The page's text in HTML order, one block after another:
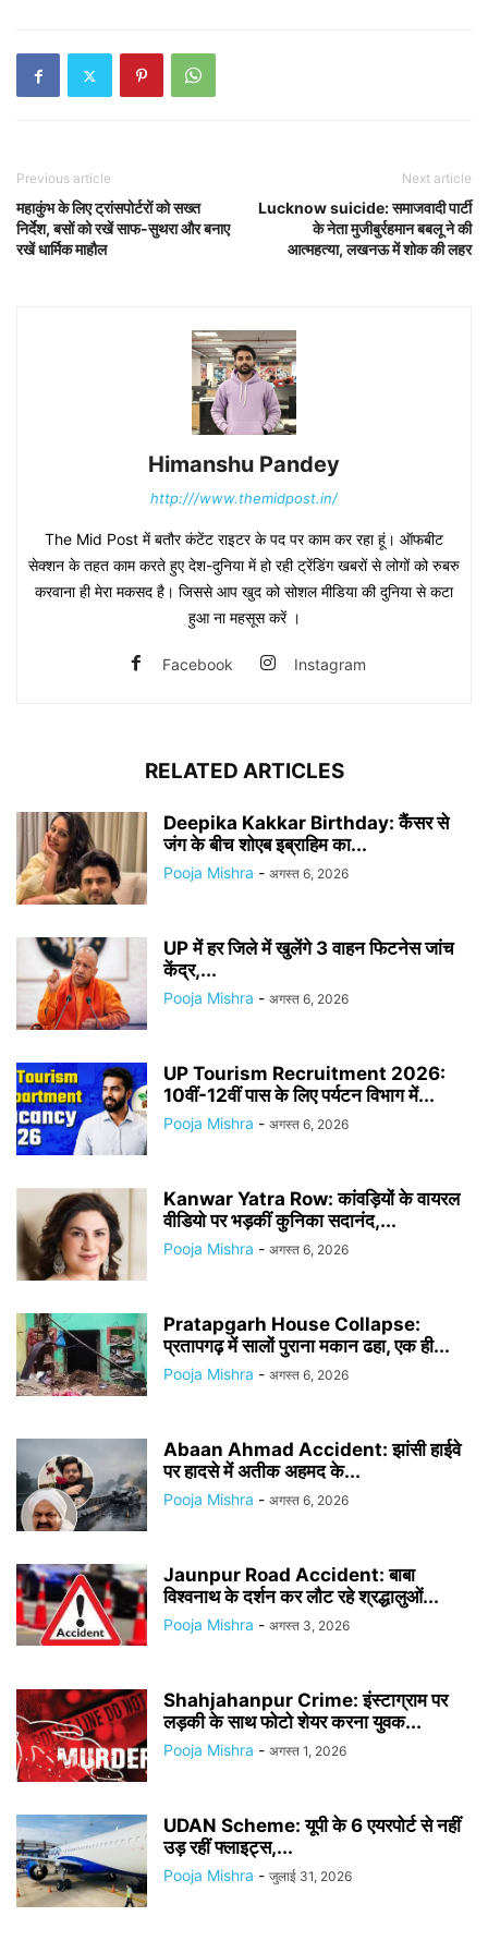
Previous article
महाकुंभ के लिए ट्रांसपोर्टरों को सख्त
निर्देश, बसों को रखें साफ-सुथरा और बनाए
रखें धार्मिक माहौल
Next article
Lucknow suicide: समाजवादी पार्टी
के नेता मुजीबुर्रहमान बबलू ने की
आत्महत्या, लखनऊ में शोक की लहर
Himanshu Pandey
http:///www.themidpost.in/
The Mid Post में बतौर कंटेंट राइटर के पद पर काम कर रहा हूं। ऑफबीट
सेक्शन के तहत काम करते हुए देश-दुनिया में हो रही ट्रेंडिंग खबरों से लोगों को रुबरु
करवाना ही मेरा मकसद है। जिससे आप खुद को सोशल मीडिया की दुनिया से कटा
हुआ ना महसूस करें ।
Facebook Instagram
RELATED ARTICLES
Deepika Kakkar Birthday: कैंसर से
जंग के बीच शोएब इब्राहिम का...
Pooja Mishra - अगस्त 6, 2026
UP में हर जिले में खुलेंगे 3 वाहन फिटनेस जांच
केंद्र,...
Pooja Mishra - अगस्त 6, 2026
UP Tourism Recruitment 2026:
10वीं-12वीं पास के लिए पर्यटन विभाग में...
Pooja Mishra - अगस्त 6, 2026
Kanwar Yatra Row: कांवड़ियों के वायरल
वीडियो पर भड़कीं कुनिका सदानंद,...
Pooja Mishra - अगस्त 6, 2026
Pratapgarh House Collapse:
प्रतापगढ़ में सालों पुराना मकान ढहा, एक ही...
Pooja Mishra - अगस्त 6, 2026
Abaan Ahmad Accident: झांसी हाईवे
पर हादसे में अतीक अहमद के...
Pooja Mishra - अगस्त 6, 2026
Jaunpur Road Accident: बाबा
विश्वनाथ के दर्शन कर लौट रहे श्रद्धालुओं...
Pooja Mishra - अगस्त 3, 2026
Shahjahanpur Crime: इंस्टाग्राम पर
लड़की के साथ फोटो शेयर करना युवक...
Pooja Mishra - अगस्त 1, 2026
UDAN Scheme: यूपी के 6 एयरपोर्ट से नहीं
उड़ रहीं फ्लाइट्स,...
Pooja Mishra - जुलाई 31, 2026